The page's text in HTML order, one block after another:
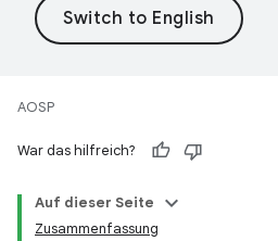
AOSP
War das hilfreich?
Auf dieser Seite
Zusammenfassung